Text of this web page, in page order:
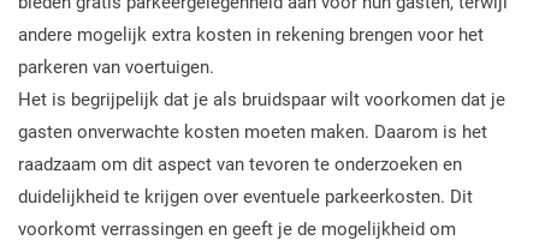
andere mogelijk extra kosten in rekening brengen voor het
parkeren van voertuigen.
Het is begrijpelijk dat je als bruidspaar wilt voorkomen dat je
gasten onverwachte kosten moeten maken. Daarom is het
raadzaam om dit aspect van tevoren te onderzoeken en
duidelijkheid te krijgen over eventuele parkeerkosten. Dit
voorkomt verrassingen en geeft je de mogelijkheid om